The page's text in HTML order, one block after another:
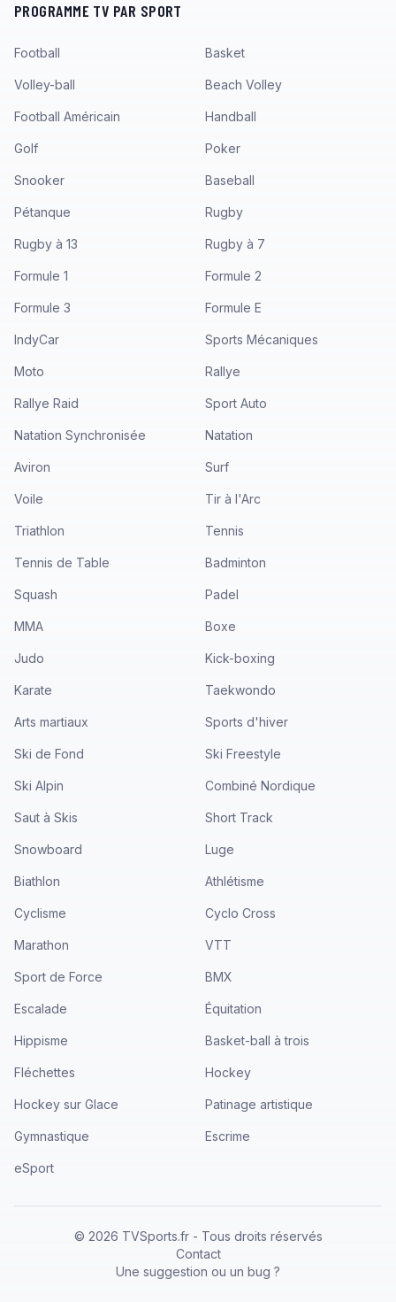
PROGRAMME TV PAR SPORT
Football Basket
Volley-ball Beach Volley
Football Américain Handball
Golf Poker
Snooker Baseball
Pétanque Rugby
Rugby à 13 Rugby à 7
Formule 1 Formule 2
Formule 3 Formule E
IndyCar Sports Mécaniques
Moto Rallye
Rallye Raid Sport Auto
Natation Synchronisée Natation
Aviron Surf
Voile Tir à l'Arc
Triathlon Tennis
Tennis de Table Badminton
Squash Padel
MMA Boxe
Judo Kick-boxing
Karate Taekwondo
Arts martiaux Sports d'hiver
Ski de Fond Ski Freestyle
Ski Alpin Combiné Nordique
Saut à Skis Short Track
Snowboard Luge
Biathlon Athlétisme
Cyclisme Cyclo Cross
Marathon VTT
Sport de Force BMX
Escalade Équitation
Hippisme Basket-ball à trois
Fléchettes Hockey
Hockey sur Glace Patinage artistique
Gymnastique Escrime
eSport
© 2026 TVSports.fr - Tous droits réservés
Contact
Une suggestion ou un bug ?